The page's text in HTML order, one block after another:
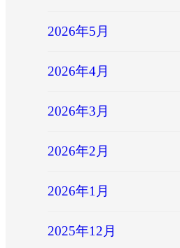
2026年5月
2026年4月
2026年3月
2026年2月
2026年1月
2025年12月